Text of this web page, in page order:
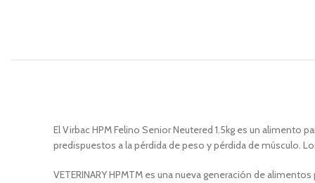
El Virbac HPM Felino Senior Neutered 1.5kg es un alimento
predispuestos a la pérdida de peso y pérdida de músculo.
VETERINARY HPMTM es una nueva generación de